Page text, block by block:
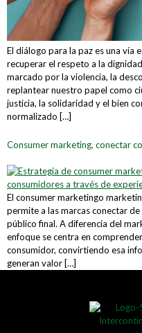
El diálogo para la paz es una vía
recuperar el respeto a la
marcado por la violencia, la
replantear nuestro papel como
justicia, la solidaridad y el bien
normalizado […]
Consumer marketing, conectar
El consumer marketingo
permite a las marcas conectar
público final. A diferencia del
enfoque se centra en
consumidor, convirtiendo esa
generan valor […]